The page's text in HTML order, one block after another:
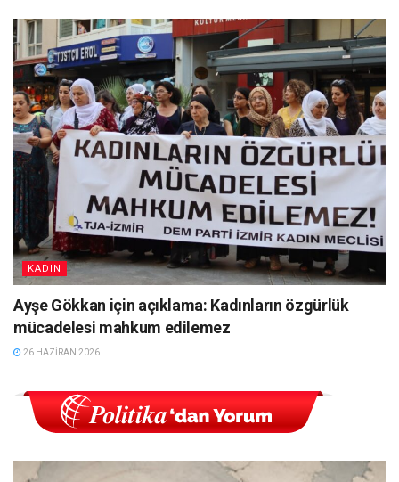
KADIN
Ayşe Gökkan için açıklama: Kadınların özgürlük
mücadelesi mahkum edilemez
26 HAZIRAN 2026